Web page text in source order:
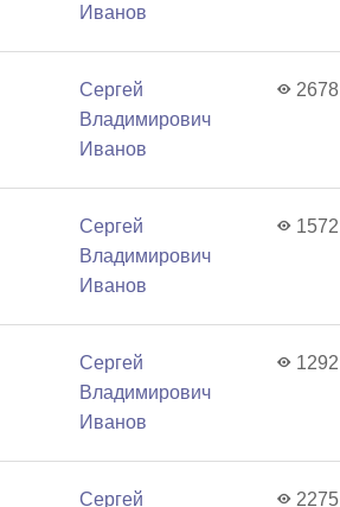
Иванов
Сергей
Владимирович
Иванов
2678
Сергей
Владимирович
Иванов
1572
Сергей
Владимирович
Иванов
1292
Сергей
2275